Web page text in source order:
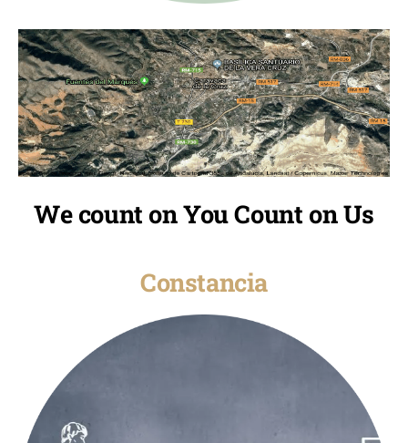
We count on You Count on Us
Constancia